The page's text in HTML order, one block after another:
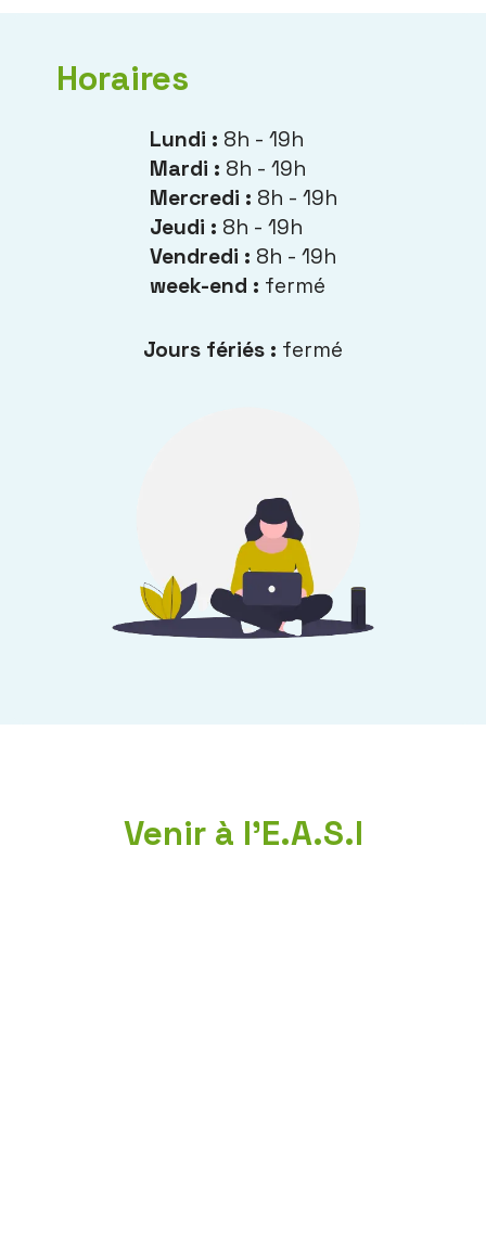
Horaires
Lundi : 8h - 19h
Mardi : 8h - 19h
Mercredi : 8h - 19h
Jeudi : 8h - 19h
Vendredi : 8h - 19h
week-end : fermé
Jours fériés : fermé
Venir à l'E.A.S.I